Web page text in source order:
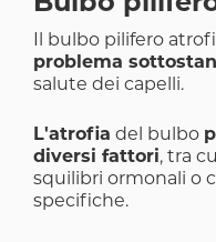
Il bulbo pilifero
problema
salute dei capelli.
L'atrofia del bulbo
diversi fattori, tra
squilibri ormonali o
specifiche.